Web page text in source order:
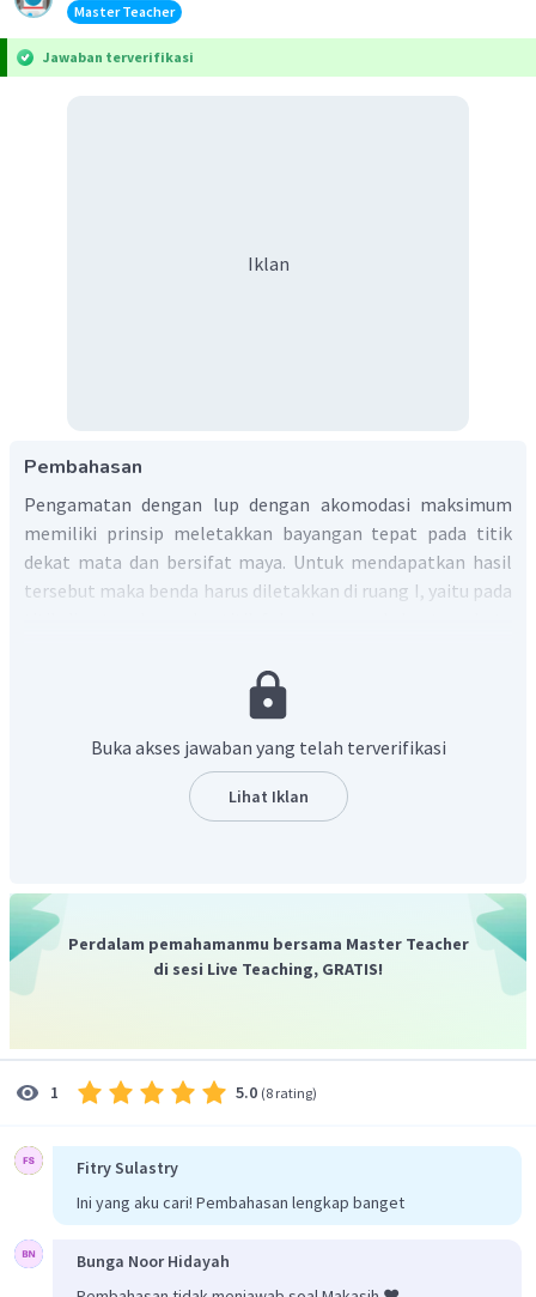
Master Teacher
Jawaban terverifikasi
Iklan
Pembahasan
Pengamatan dengan lup dengan akomodasi maksimum
memiliki prinsip meletakkan bayangan tepat pada titik
dekat mata dan bersifat maya. Untuk mendapatkan hasil
tersebut maka benda harus diletakkan di ruang I, yaitu pada
Dengan demikian, jawaban yang tepat adalah D.
Buka akses jawaban yang telah terverifikasi
Lihat Iklan
Perdalam pemahamanmu bersama Master Teacher
di sesi Live Teaching, GRATIS!
1 5.0 (8 rating)
Fitry Sulastry
Ini yang aku cari! Pembahasan lengkap banget
Bunga Noor Hidayah